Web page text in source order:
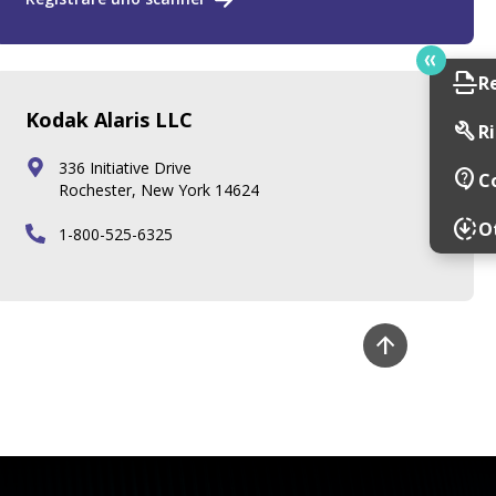
Kodak Alaris LLC
336 Initiative Drive
Rochester, New York 14624
1-800-525-6325
scan
build
contact_support
downloading